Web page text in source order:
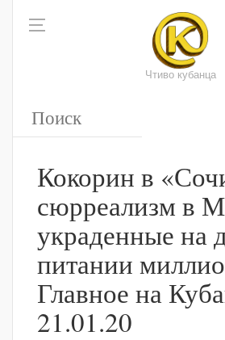
Чтиво кубанца
Кокорин в
сюрреализм в
украденные на
питании
Главное на
21.01.20